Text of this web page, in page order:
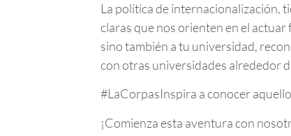
La política de internacionalización,
claras que nos orienten en el
sino también a tu universidad,
con otras universidades alrededor
#LaCorpasInspira a conocer
¡Comienza esta aventura con